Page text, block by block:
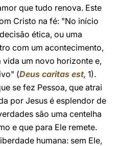
que tudo renova. Este
Cristo na fé: "No início
ética, ou uma
com um acontecimento,
vida um novo horizonte e,
(Deus caritas est, 1).
se fez Pessoa, que atrai
por Jesus é esplendor de
são uma centelha
e que para Ele remete.
humana: sem Ele,